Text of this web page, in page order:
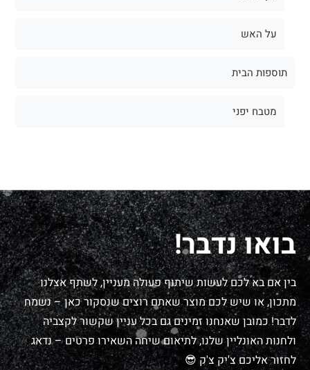
על האש
תוספות הבית
מטבח יפני
בואו נדבר!
בין אם בא לכם לעשות שיתוף פעולה מעניין, לשתף אצלנו
מתכון, או שיש לכם מוצר שאתם רוצים שנסקור כאן – נשמח
לדבר! כמובן שאנחנו זמינים גם בכל עניין שקשור לקצביה
ולחנות האונליין שלנו, לתיאום שיחה השאירו פרטים – נדאג
לחזור אליכם צ'יק צ'ק 😎